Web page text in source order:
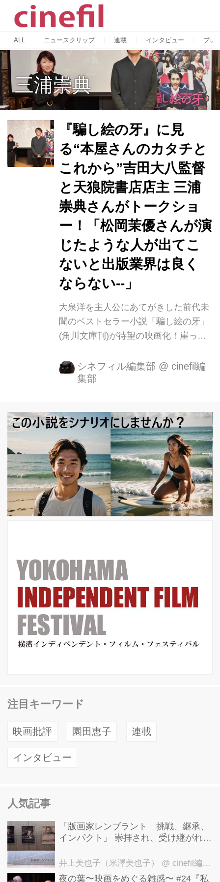
ALL ニュースクリップ 連載 インタビュー プレ
三浦崇典
『騙し絵の牙』に見
る“本屋さんのカタチと
これから”吉田大八監督
と天狼院書店店主 三浦
崇典さんがトークショ
ー！「松岡茉優さんが演
じたような人が出てこ
ないと出版業界は良く
ならない--」
大泉洋を主人公にあてがきした前代未
聞のベストセラー小説「騙し絵の牙」
(角川文庫刊)が待望の映画化！崖っぷ
バトルが繰り広げる逆転連発エンター
テインメントが、ついに 3 月 26 日
公開を前に、「本の提供に止まらな
い“本の先にある体験の提
供”=【READING LIFE の提供】を掲
げ、そのユニークな取り組みが話題の
天狼院書店店主・三浦崇典さんと、吉
田大八監督とのトークイベントが開催
されました。 「天狼院書店」とのコラ
シネフィル編集部 @ cinefil編
集部
注目キーワード
映画批評 園田恵子 連載
インタビュー
人気記事
「版画家レンブラント 挑戦、継承、
インパクト」 崇拝され、受け継がれ、
洋美術館にて9月23日まで開催中！
井上美也子（米澤美也子） @ cinefil編集部
夜の葉〜映画をめぐる雑感〜 #24『私